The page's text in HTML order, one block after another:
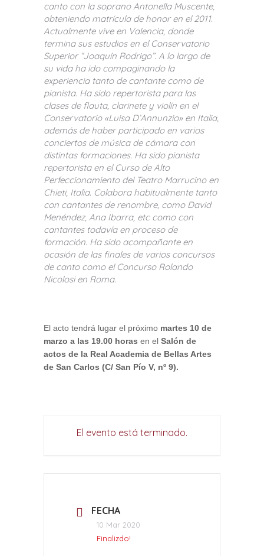
canto con la soprano Antonella Muscente,
obteniendo matrícula de honor en el 2011.
Actualmente vive en Valencia, donde
termina sus estudios en el Conservatorio
Superior “Joaquín Rodrigo”. A lo largo de
su vida ha ido compaginando la
experiencia tanto de cantante como de
pianista. Ha sido repertorista para las
clases de flauta, clarinete y violín en el
Conservatorio «Luisa D’Annunzio» en Italia,
además de haber participado en varios
conciertos de música de cámara con
distintas formaciones. Ha sido pianista
repertorista en el Curso de Alto
Perfeccionamiento del Teatro Marrucino en
Chieti, Italia. Colabora habitualmente tanto
con cantantes de renombre, como David
Menéndez, Ana Ibarra, etc como con
cantantes todavía en proceso de
formación. Ha sido acompañante en
ocasión de las finales de varios concursos
de canto como el Concurso Rolando
Nicolosi en Roma.
El acto tendrá lugar el próximo martes 10 de
marzo a las 19.00 horas en el Salón de
actos de la Real Academia de Bellas Artes
de San Carlos (C/ San Pío V, nº 9).
El evento está terminado.
FECHA
10 Mar 2020
Finalizdo!